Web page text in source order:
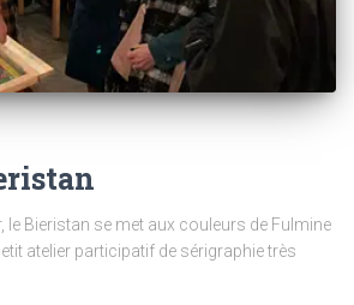
le Bieristan se met aux couleurs de Fulmine
atelier participatif de sérigraphie très